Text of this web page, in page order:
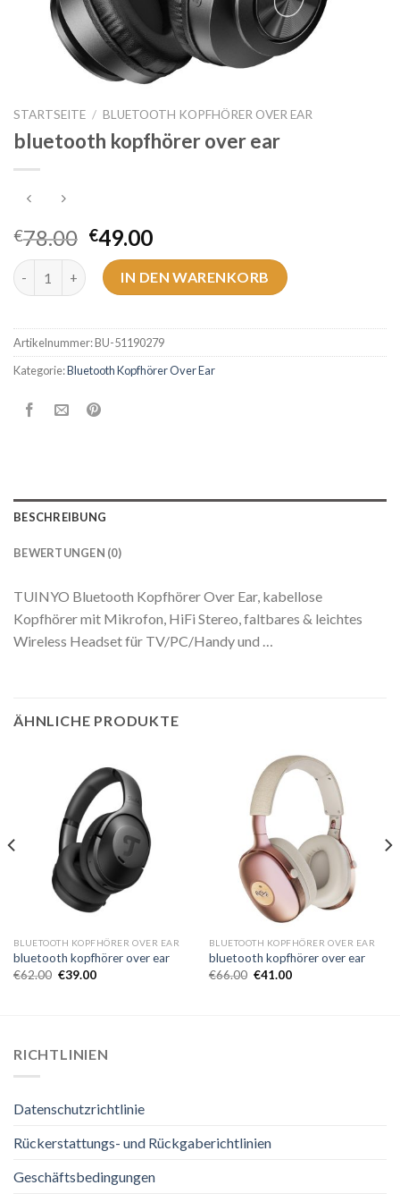
STARTSEITE / BLUETOOTH KOPFHÖRER OVER EAR
bluetooth kopfhörer over ear
€78.00 €49.00
bluetooth kopfhörer over ear Menge
IN DEN WARENKORB
Artikelnummer:BU-51190279
Kategorie:Bluetooth Kopfhörer Over Ear
BESCHREIBUNG
BEWERTUNGEN (0)
TUINYO Bluetooth Kopfhörer Over Ear, kabellose
Kopfhörer mit Mikrofon, HiFi Stereo, faltbares & leichtes
Wireless Headset für TV/PC/Handy und …
ÄHNLICHE PRODUKTE
BLUETOOTH KOPFHÖRER OVER EAR
bluetooth kopfhörer over ear
€62.00 €39.00
BLUETOOTH KOPFHÖRER OVER EAR
bluetooth kopfhörer over ear
€66.00 €41.00
RICHTLINIEN
Datenschutzrichtlinie
Rückerstattungs- und Rückgaberichtlinien
Geschäftsbedingungen